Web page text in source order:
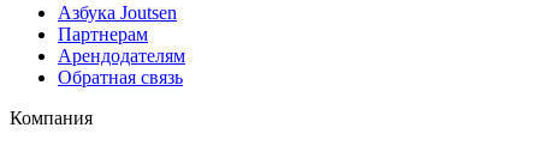
Азбука Joutsen
Партнерам
Арендодателям
Обратная связь
Компания